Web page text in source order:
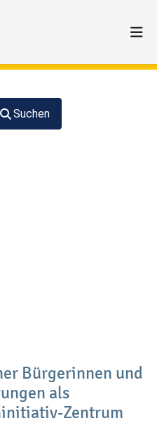
Suchen
Bürgerinnen und
als
Zentrum